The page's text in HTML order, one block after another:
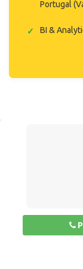
Portugal
BI &